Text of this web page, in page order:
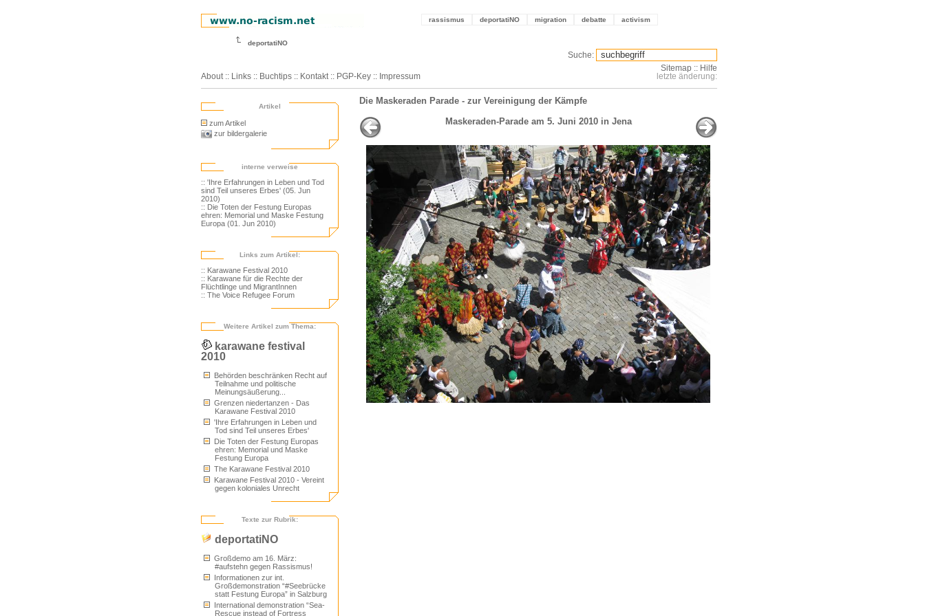
rassismus deportatiNO migration debatte activism
deportatiNO
About :: Links :: Buchtips :: Kontakt :: PGP-Key :: Impressum
Suche:
Sitemap :: Hilfe
letzte änderung:
Artikel
zum Artikel
zur bildergalerie
interne verweise
:: 'Ihre Erfahrungen in Leben und Tod
sind Teil unseres Erbes' (05. Jun
2010)
:: Die Toten der Festung Europas
ehren: Memorial und Maske Festung
Europa (01. Jun 2010)
Links zum Artikel:
:: Karawane Festival 2010
:: Karawane für die Rechte der
Flüchtlinge und MigrantInnen
:: The Voice Refugee Forum
Weitere Artikel zum Thema:
karawane festival
2010
Behörden beschränken Recht auf
Teilnahme und politische
Meinungsäußerung...
Grenzen niedertanzen - Das
Karawane Festival 2010
'Ihre Erfahrungen in Leben und
Tod sind Teil unseres Erbes'
Die Toten der Festung Europas
ehren: Memorial und Maske
Festung Europa
The Karawane Festival 2010
Karawane Festival 2010 - Vereint
gegen koloniales Unrecht
Texte zur Rubrik:
deportatiNO
Großdemo am 16. März:
#aufstehn gegen Rassismus!
Informationen zur int.
Großdemonstration “#Seebrücke
statt Festung Europa” in Salzburg
International demonstration “Sea-
Rescue instead of Fortress
Die Maskeraden Parade - zur Vereinigung der Kämpfe
Maskeraden-Parade am 5. Juni 2010 in Jena